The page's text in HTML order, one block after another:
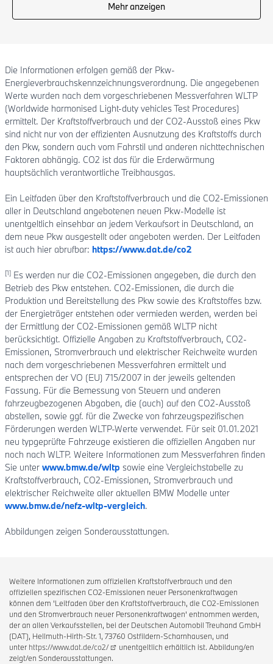
Mehr anzeigen
Die Informationen erfolgen gemäß der Pkw-
Energieverbrauchskennzeichnungsverordnung. Die angegebenen
Werte wurden nach dem vorgeschriebenen Messverfahren WLTP
(Worldwide harmonised Light-duty vehicles Test Procedures)
ermittelt. Der Kraftstoffverbrauch und der CO2-Ausstoß eines Pkw
sind nicht nur von der effizienten Ausnutzung des Kraftstoffs durch
den Pkw, sondern auch vom Fahrstil und anderen nichttechnischen
Faktoren abhängig. CO2 ist das für die Erderwärmung
hauptsächlich verantwortliche Treibhausgas.
Ein Leitfaden über den Kraftstoffverbrauch und die CO2-Emissionen
aller in Deutschland angebotenen neuen Pkw-Modelle ist
unentgeltlich einsehbar an jedem Verkaufsort in Deutschland, an
dem neue Pkw ausgestellt oder angeboten werden. Der Leitfaden
ist auch hier abrufbar: https://www.dat.de/co2
[1] Es werden nur die CO2-Emissionen angegeben, die durch den
Betrieb des Pkw entstehen. CO2-Emissionen, die durch die
Produktion und Bereitstellung des Pkw sowie des Kraftstoffes bzw.
der Energieträger entstehen oder vermieden werden, werden bei
der Ermittlung der CO2-Emissionen gemäß WLTP nicht
berücksichtigt. Offizielle Angaben zu Kraftstoffverbrauch, CO2-
Emissionen, Stromverbrauch und elektrischer Reichweite wurden
nach dem vorgeschriebenen Messverfahren ermittelt und
entsprechen der VO (EU) 715/2007 in der jeweils geltenden
Fassung. Für die Bemessung von Steuern und anderen
fahrzeugbezogenen Abgaben, die (auch) auf den CO2-Ausstoß
abstellen, sowie ggf. für die Zwecke von fahrzeugspezifischen
Förderungen werden WLTP-Werte verwendet. Für seit 01.01.2021
neu typgeprüfte Fahrzeuge existieren die offiziellen Angaben nur
noch nach WLTP. Weitere Informationen zum Messverfahren finden
Sie unter www.bmw.de/wltp sowie eine Vergleichstabelle zu
Kraftstoffverbrauch, CO2-Emissionen, Stromverbrauch und
elektrischer Reichweite aller aktuellen BMW Modelle unter
www.bmw.de/nefz-wltp-vergleich.
Abbildungen zeigen Sonderausstattungen.
Weitere Informationen zum offiziellen Kraftstoffverbrauch und den
offiziellen spezifischen CO2-Emissionen neuer Personenkraftwagen
können dem 'Leitfaden über den Kraftstoffverbrauch, die CO2-Emissionen
und den Stromverbrauch neuer Personenkraftwagen' entnommen werden,
der an allen Verkaufsstellen, bei der Deutschen Automobil Treuhand GmbH
(DAT), Hellmuth-Hirth-Str. 1, 73760 Ostfildern-Scharnhausen, und
unter https://www.dat.de/co2/
unentgeltlich erhältlich ist. Abbildung/en
zeigt/en Sonderausstattungen.